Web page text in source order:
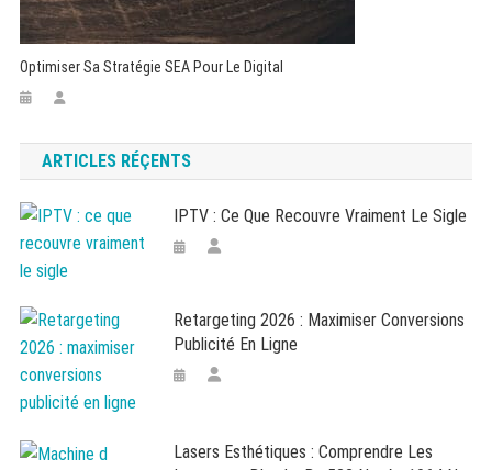
Optimiser Sa Stratégie SEA Pour Le Digital
ARTICLES RÉÇENTS
IPTV : Ce Que Recouvre Vraiment Le Sigle
Retargeting 2026 : Maximiser Conversions
Publicité En Ligne
Lasers Esthétiques : Comprendre Les